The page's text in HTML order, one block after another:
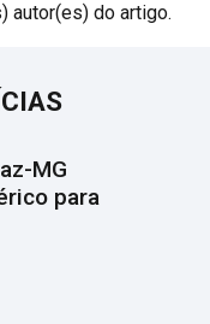
autor(es) do artigo.
MG
para